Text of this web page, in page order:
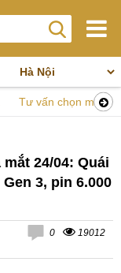
Tư vấn chọn mua
24/04: Quái
3, pin 6.000
0 19012